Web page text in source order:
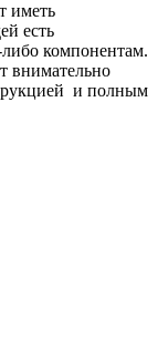
иметь
есть
компонентам.
внимательно
и полным